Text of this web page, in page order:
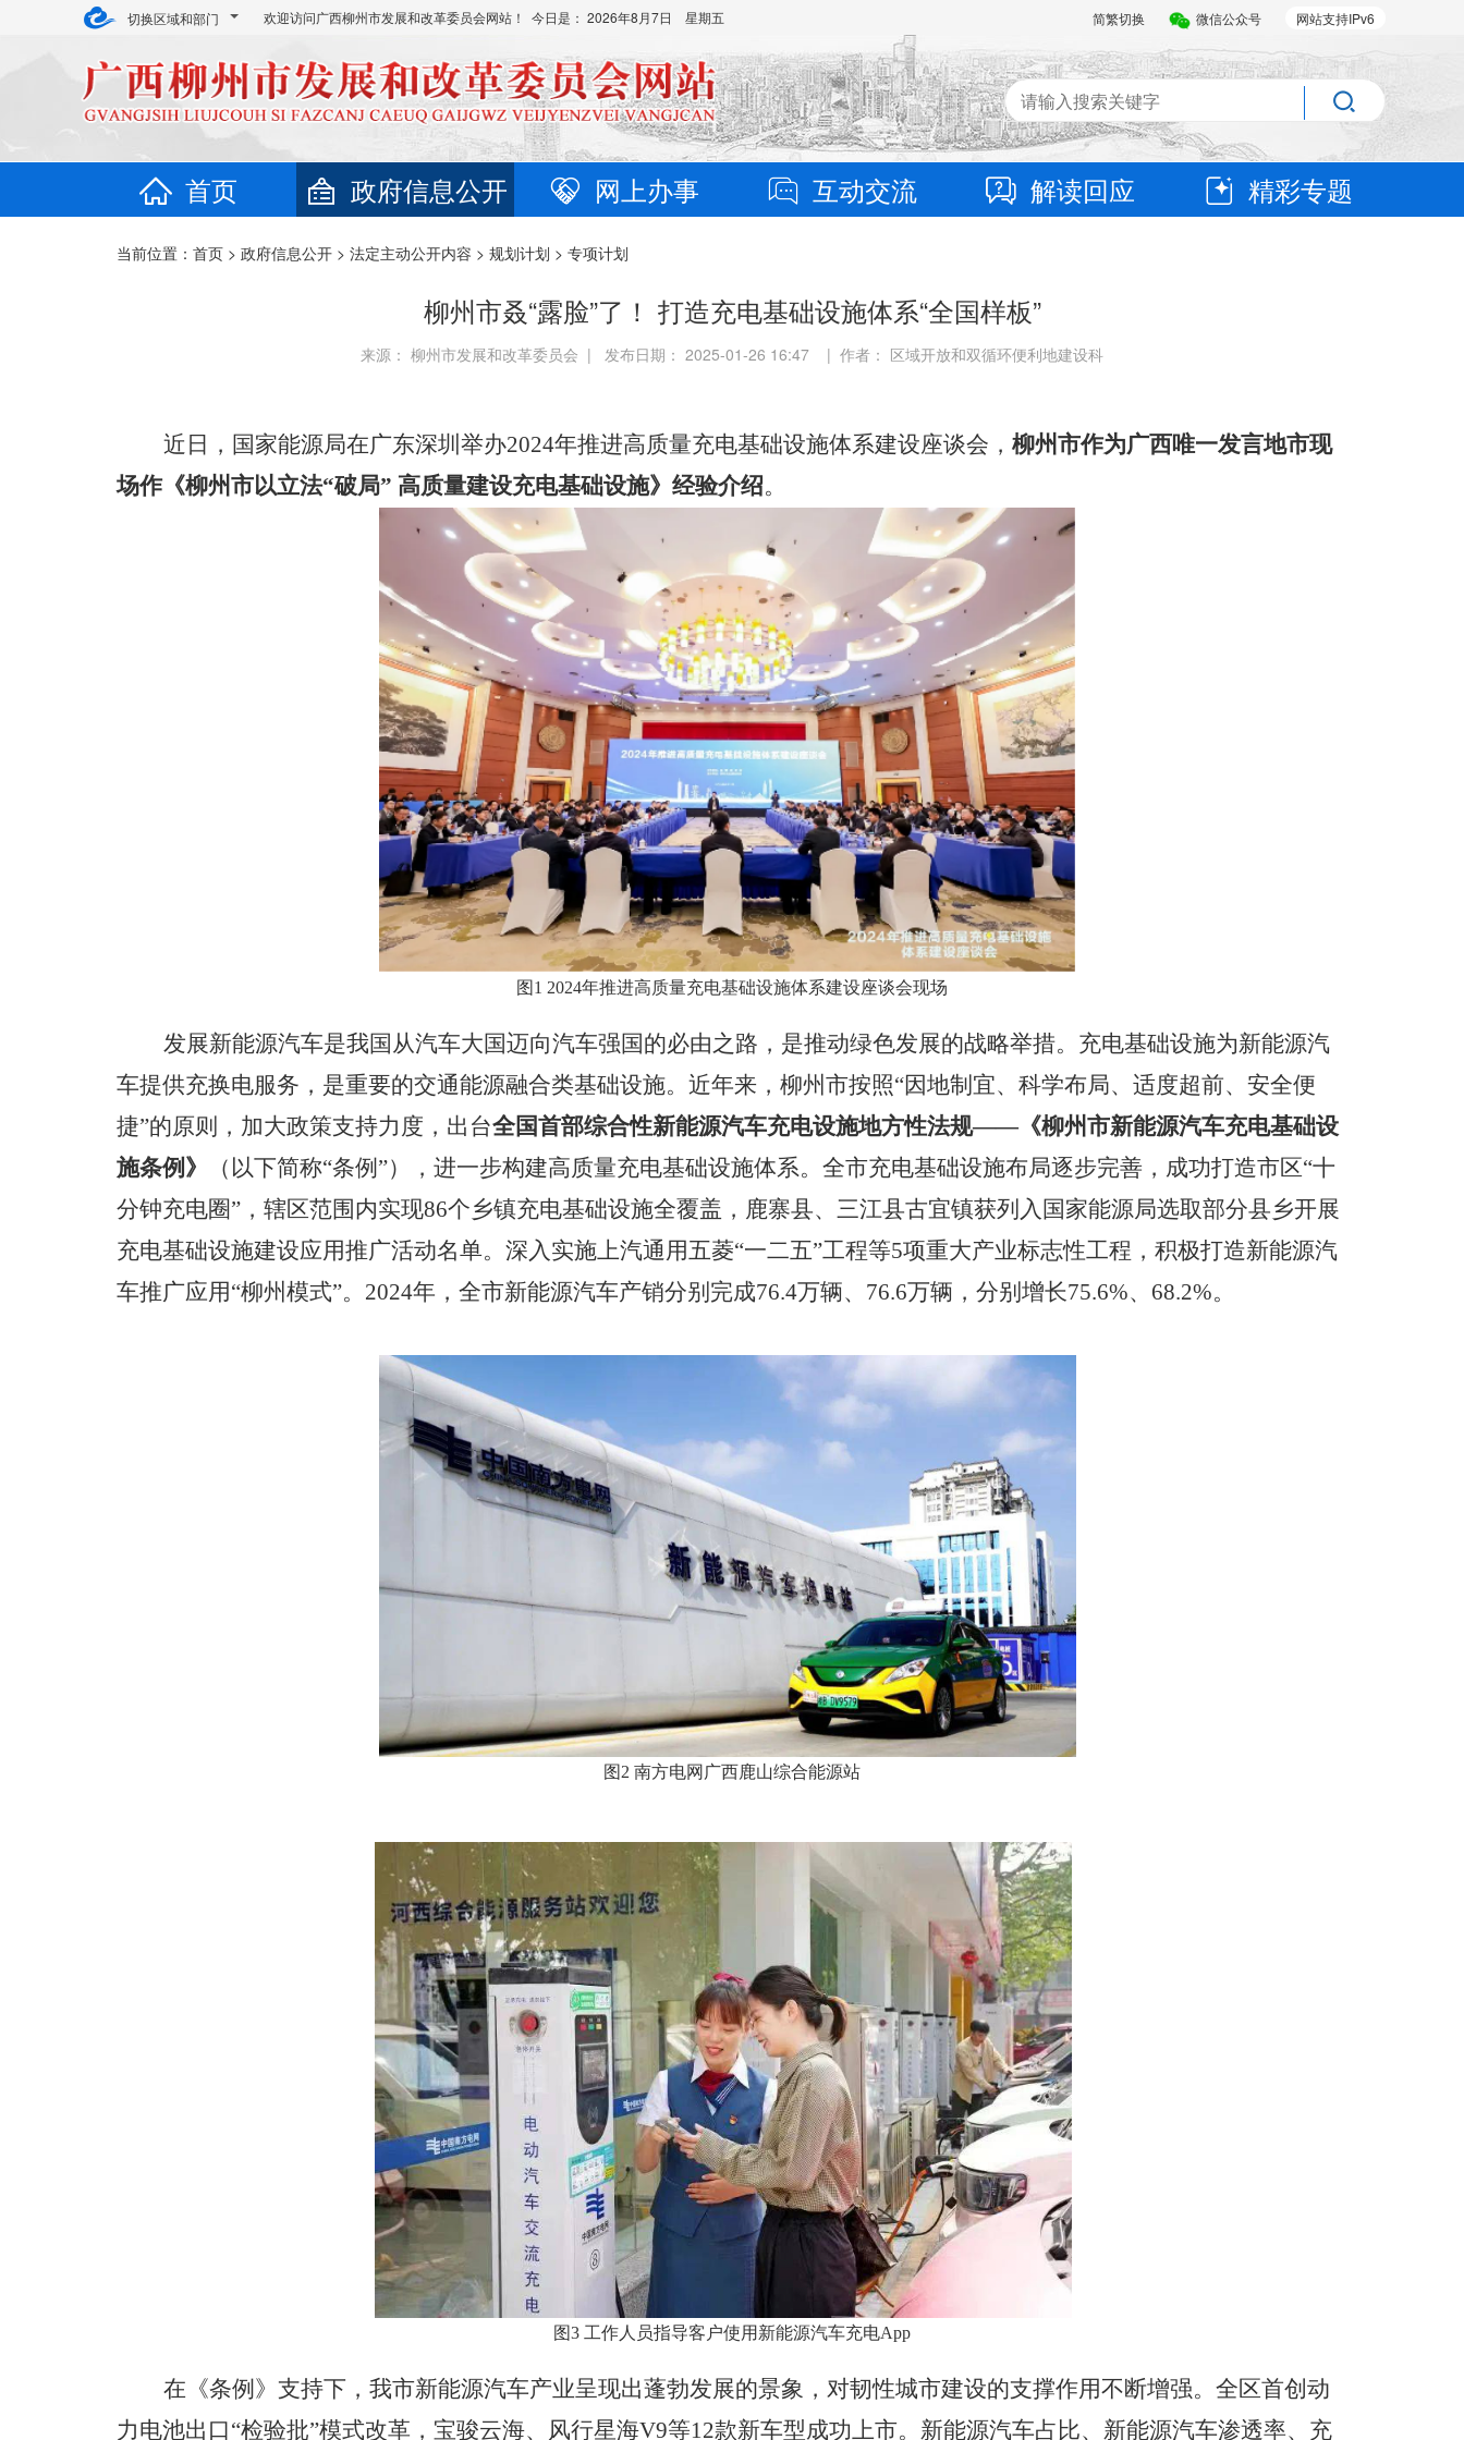
切换区域和部门 网站支持IPv6
微信公众号
简繁切换
欢迎访问广西柳州市发展和改革委员会网站！ 今日是： 2026年8月7日 星期五
首页 政府信息公开 网上办事 互动交流 解读回应 精彩专题
当前位置： 首页 > 政府信息公开 > 法定主动公开内容 > 规划计划 > 专项计划
柳州市叒“露脸”了！ 打造充电基础设施体系“全国样板”
来源： 柳州市发展和改革委员会 | 发布日期： 2025-01-26 16:47 | 作者： 区域开放和双循环便利地建设科
近日，国家能源局在广东深圳举办2024年推进高质量充电基础设施体系建设座谈会， 柳州市作为广西唯一发言地市现
场作《柳州市以立法“破局” 高质量建设充电基础设施》经验介绍。
图 1 2024年推进高质量充电基础设施体系建设座谈会现场
发展新能源汽车是我国从汽车大国迈向汽车强国的必由之路，是推动绿色发展的战略举措。充电基础设施为新能源汽
车提供充换电服务，是重要的交通能源融合类基础设施。近年来，柳州市按照“因地制宜、科学布局、适度超前、安全便
捷”的原则，加大政策支持力度，出台全国首部综合性新能源汽车充电设施地方性法规——《柳州市新能源汽车充电基础设
施条例》
（以下简称“条例”），进一步构建高质量充电基础设施体系。全市充电基础设施布局逐步完善，成功打造市区“十
分钟充电圈”，辖区范围内实现86个乡镇充电基础设施全覆盖，鹿寨县、三江县古宜镇获列入国家能源局选取部分县乡开展
充电基础设施建设应用推广活动名单。深入实施上汽通用五菱“一二五”工程等5项重大产业标志性工程，积极打造新能源汽
车推广应用“柳州模式”。 2024年，全市新能源汽车产销分别完成76.4万辆、 76.6万辆，分别增长75.6%、 68.2%。
图 2 南方电网广西鹿山综合能源站
图 3 工作人员指导客户使用新能源汽车充电App
在《条例》支持下，我市新能源汽车产业呈现出蓬勃发展的景象，对韧性城市建设的支撑作用不断增强。全区首创动
力电池出口“检验批”模式改革，宝骏云海、风行星海V9等12款新车型成功上市。新能源汽车占比、新能源汽车渗透率、充